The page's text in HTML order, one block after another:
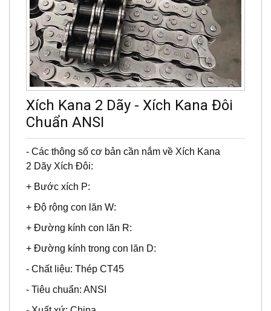
Xích Kana 2 Dãy - Xích Kana Đôi
Chuẩn ANSI
- Các thông số cơ bản cần nắm về Xích Kana
2 Dãy Xích Đôi:
+ Bước xích P:
+ Độ rộng con lăn W:
+ Đường kính con lăn R:
+ Đường kính trong con lăn D:
- Chất liệu: Thép CT45
- Tiêu chuẩn: ANSI